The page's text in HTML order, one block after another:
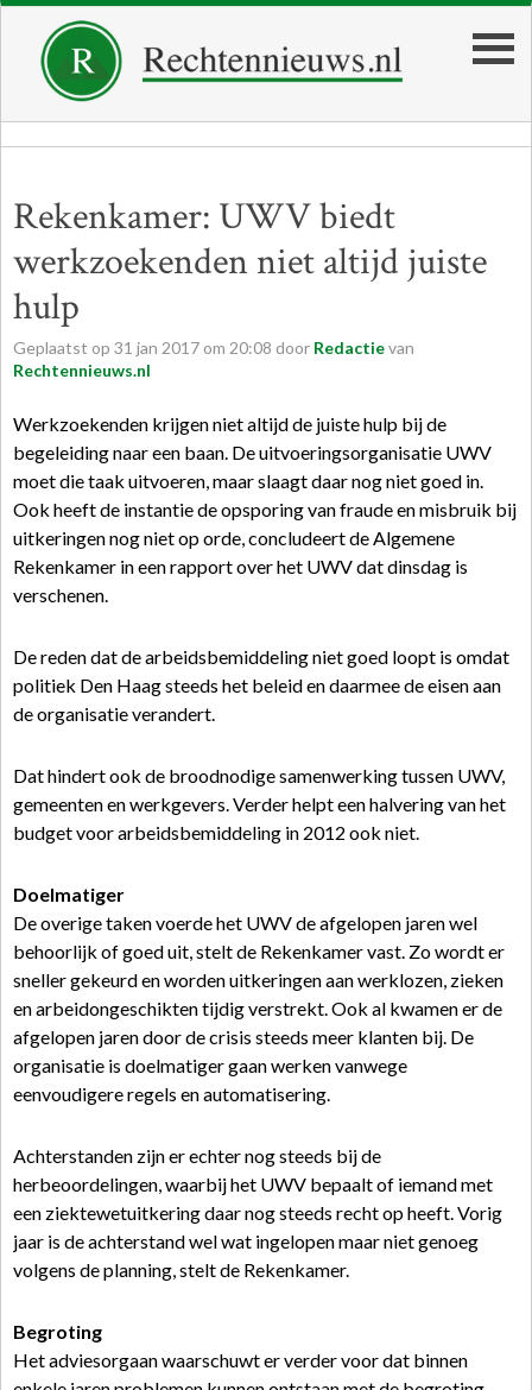
Rekenkamer: UWV biedt
werkzoekenden niet altijd juiste
hulp
Geplaatst op 31 jan 2017 om 20:08 door Redactievan
Rechtennieuws.nl
Werkzoekenden krijgen niet altijd de juiste hulp bij de
begeleiding naar een baan. De uitvoeringsorganisatie UWV
moet die taak uitvoeren, maar slaagt daar nog niet goed in.
Ook heeft de instantie de opsporing van fraude en misbruik bij
uitkeringen nog niet op orde, concludeert de Algemene
Rekenkamer in een rapport over het UWV dat dinsdag is
verschenen.
De reden dat de arbeidsbemiddeling niet goed loopt is omdat
politiek Den Haag steeds het beleid en daarmee de eisen aan
de organisatie verandert.
Dat hindert ook de broodnodige samenwerking tussen UWV,
gemeenten en werkgevers. Verder helpt een halvering van het
budget voor arbeidsbemiddeling in 2012 ook niet.
Doelmatiger
De overige taken voerde het UWV de afgelopen jaren wel
behoorlijk of goed uit, stelt de Rekenkamer vast. Zo wordt er
sneller gekeurd en worden uitkeringen aan werklozen, zieken
en arbeidongeschikten tijdig verstrekt. Ook al kwamen er de
afgelopen jaren door de crisis steeds meer klanten bij. De
organisatie is doelmatiger gaan werken vanwege
eenvoudigere regels en automatisering.
Achterstanden zijn er echter nog steeds bij de
herbeoordelingen, waarbij het UWV bepaalt of iemand met
een ziektewetuitkering daar nog steeds recht op heeft. Vorig
jaar is de achterstand wel wat ingelopen maar niet genoeg
volgens de planning, stelt de Rekenkamer.
Begroting
Het adviesorgaan waarschuwt er verder voor dat binnen